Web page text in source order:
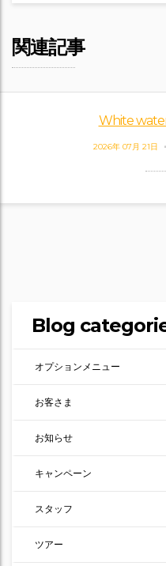
関連記事
White
2026年 07月 21日
Blog
オプションメニュー
お客さま
お知らせ
キャンペーン
スタッフ
ツアー